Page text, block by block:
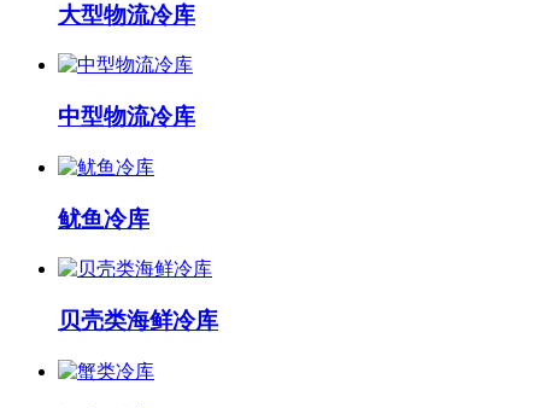
大型物流冷库
中型物流冷库
鱿鱼冷库
贝壳类海鲜冷库